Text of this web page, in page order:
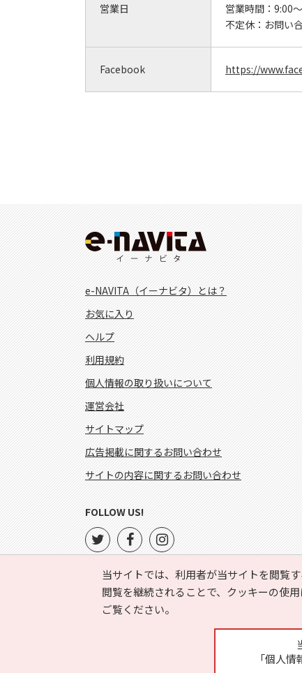
営業日 営業時間： 9:00
不定休： お問い
Facebook https://
当サイトでは、利用者が当サイトを閲覧
閲覧を継続されることで、クッキーの使
ご覧ください。
「個人
e-NAVITA（イーナビタ）とは？
お気に入り
ヘルプ
利用規約
個人情報の取り扱いについて
運営会社
サイトマップ
広告掲載に関するお問い合わせ
サイトの内容に関するお問い合わせ
FOLLOW US!